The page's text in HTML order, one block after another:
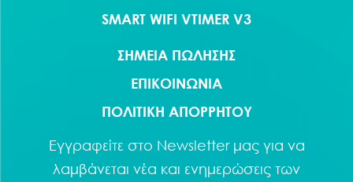
SMART WIFI VTIMER V3
ΣΗΜΕΙΑ ΠΩΛΗΣΗΣ
ΕΠΙΚΟΙΝΩΝΙΑ
ΠΟΛΙΤΙΚΗ ΑΠΟΡΡΗΤΟΥ
Εγγραφείτε στο Newsletterμας για να
λαμβάνεται νέα και ενημερώσεις των